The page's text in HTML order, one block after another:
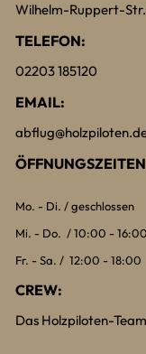
Wilhelm-Ruppert-Str.
TELEFON:
02203 185120
EMAIL:
Mo. - Di. / geschlossen
Mi. - Do. / 10:00 - 16:00
Fr. - Sa. / 12:00 - 18:00
CREW:
Das Holzpiloten-Team